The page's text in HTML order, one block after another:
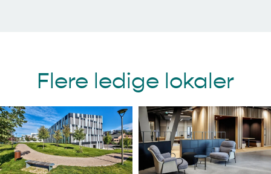
Flere ledige lokaler